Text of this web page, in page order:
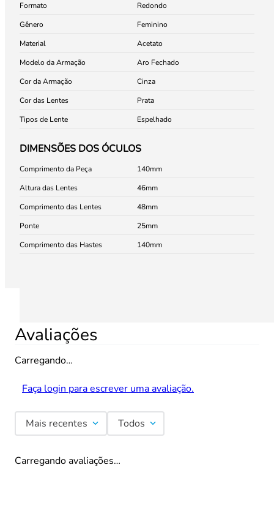
Formato
Redondo
Gênero
Feminino
Material
Acetato
Modelo da Armação
Aro Fechado
Cor da Armação
Cinza
Cor das Lentes
Prata
Tipos de Lente
Espelhado
DIMENSÕES DOS ÓCULOS
Comprimento da Peça
140
Altura das Lentes
46
Comprimento das Lentes
48
Ponte
25
Comprimento das Hastes
140
Avaliações
Carregando…
Faça login para escrever uma avaliação.
Mais recentes Todos
Carregando avaliações…